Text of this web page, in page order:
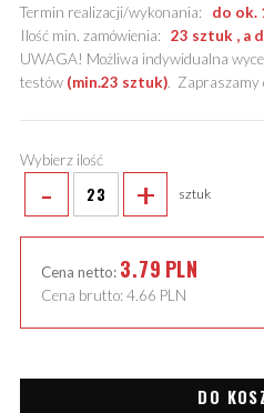
Termin realizacji/wykonania: do ok.
Ilość min. zamówienia: 23 sztuk , a
UWAGA! Możliwa indywidualna
testów (min.23 sztuk). Zapraszamy
Wybierz ilość
- + sztuk
Cena netto: 3.79 PLN
Cena brutto: 4.66 PLN
DO